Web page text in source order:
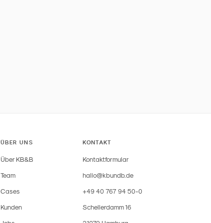
ÜBER UNS
Über KB&B
Team
Cases
Kunden
KONTAKT
Kontaktformular
hallo@kbundb.de
+49 40 767 94 50-0
Schellerdamm 16